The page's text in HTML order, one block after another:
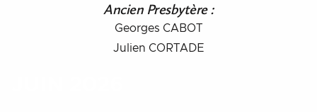
Ancien Presbytère :
Georges CABOT
Julien CORTADE